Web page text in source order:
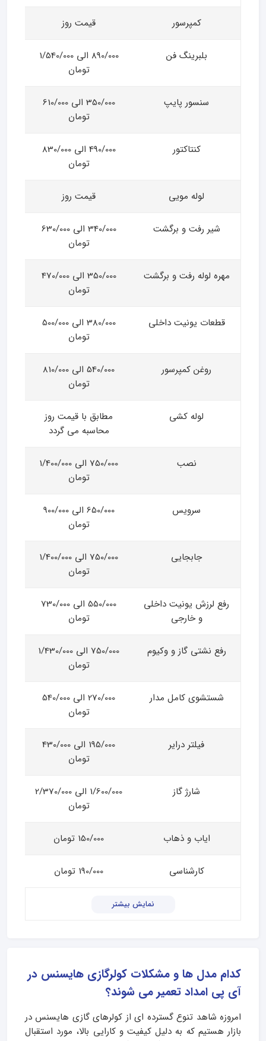
کمپرسور قیمت روز
بلبرینگ فن
890/000 الی 1/540/000
تومان
سنسور پایپ
350/000 الی 610/000
تومان
کنتاکتور
490/000 الی 830/000
تومان
لوله مویی قیمت روز
شیر رفت و برگشت
340/000 الی 630/000
تومان
مهره لوله رفت و برگشت
350/000 الی 470/000
تومان
قطعات یونیت داخلی
380/000 الی 500/000
تومان
روغن کمپرسور
540/000 الی 810/000
تومان
لوله کشی
مطابق با قیمت روز
محاسبه می گردد
نصب
750/000 الی 1/400/000
تومان
سرویس
650/000 الی 900/000
تومان
جابجایی
750/000 الی 1/400/000
تومان
رفع لرزش یونیت داخلی
و خارجی
550/000 الی 730/000
تومان
رفع نشتی گاز و وکیوم
750/000 الی 1/430/000
تومان
شستشوی کامل مدار
270/000 الی 540/000
تومان
فیلتر درایر
195/000 الی 430/000
تومان
شارژ گاز
1/600/000 الی 2/370/000
تومان
ایاب و ذهاب 150/000 تومان
کارشناسی 190/000 تومان
نمایش بیشتر
کدام مدل ها و مشکلات کولرگازی هایسنس در
آی پی امداد تعمیر می شوند؟
امروزه شاهد تنوع گسترده‌ ای از کولرهای گازی هایسنس در
بازار هستیم که به دلیل کیفیت و کارایی بالا، مورد استقبال